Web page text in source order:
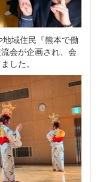
域住民『熊本で働
会が企画され、会
した。